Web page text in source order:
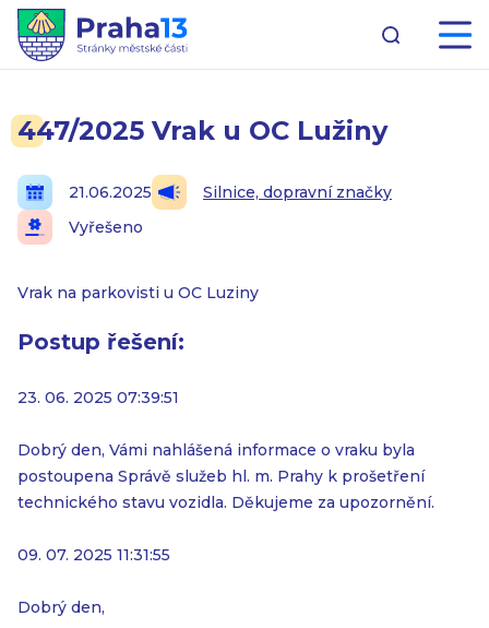
447/2025 Vrak u OC Lužiny
21.06.2025
Silnice, dopravní značky
Vyřešeno
Vrak na parkovisti u OC Luziny
Postup řešení:
23. 06. 2025 07:39:51
Dobrý den, Vámi nahlášená informace o vraku byla
postoupena Správě služeb hl. m. Prahy k prošetření
technického stavu vozidla. Děkujeme za upozornění.
09. 07. 2025 11:31:55
Dobrý den,